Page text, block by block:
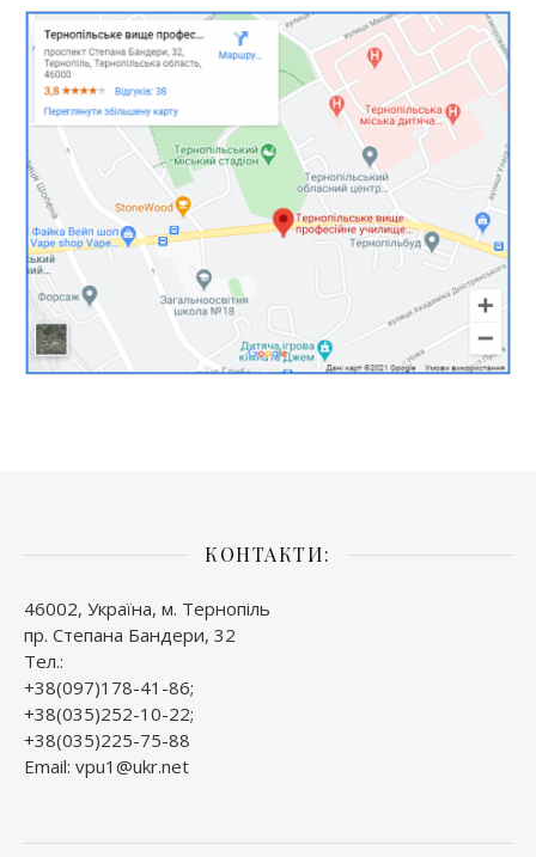
КОНТАКТИ:
46002, Україна, м. Тернопіль
пр. Степана Бандери, 32
Тел.:
+38(097)178-41-86;
+38(035)252-10-22;
+38(035)225-75-88
Email: vpu1@ukr.net